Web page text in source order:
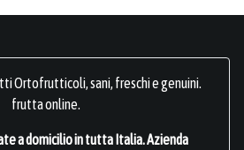
Ortofrutticoli, sani, freschi e genuini.
frutta online.
a domicilio in tutta Italia.Azienda